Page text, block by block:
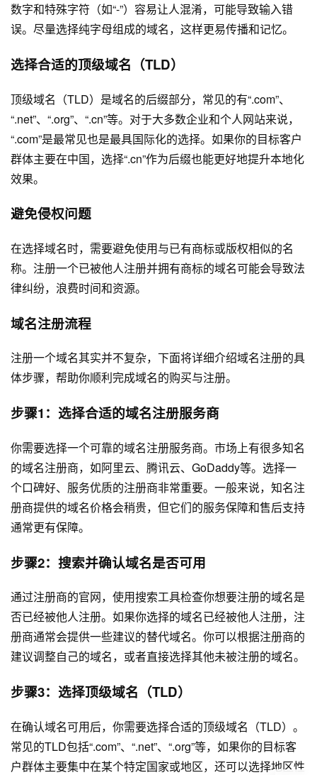
数字和特殊字符（如“-”）容易让人混淆，可能导致输入错
误。尽量选择纯字母组成的域名，这样更易传播和记忆。
选择合适的顶级域名（TLD）
顶级域名（TLD）是域名的后缀部分，常见的有“.com”、
“.net”、“.org”、“.cn”等。对于大多数企业和个人网站来说，
“.com”是最常见也是最具国际化的选择。如果你的目标客户
群体主要在中国，选择“.cn”作为后缀也能更好地提升本地化
效果。
避免侵权问题
在选择域名时，需要避免使用与已有商标或版权相似的名
称。注册一个已被他人注册并拥有商标的域名可能会导致法
律纠纷，浪费时间和资源。
域名注册流程
注册一个域名其实并不复杂，下面将详细介绍域名注册的具
体步骤，帮助你顺利完成域名的购买与注册。
步骤1：选择合适的域名注册服务商
你需要选择一个可靠的域名注册服务商。市场上有很多知名
的域名注册商，如阿里云、腾讯云、GoDaddy等。选择一
个口碑好、服务优质的注册商非常重要。一般来说，知名注
册商提供的域名价格会稍贵，但它们的服务保障和售后支持
通常更有保障。
步骤2：搜索并确认域名是否可用
通过注册商的官网，使用搜索工具检查你想要注册的域名是
否已经被他人注册。如果你选择的域名已经被他人注册，注
册商通常会提供一些建议的替代域名。你可以根据注册商的
建议调整自己的域名，或者直接选择其他未被注册的域名。
步骤3：选择顶级域名（TLD）
在确认域名可用后，你需要选择合适的顶级域名（TLD）。
常见的TLD包括“.com”、“.net”、“.org”等，如果你的目标客
户群体主要集中在某个特定国家或地区，还可以选择地区性